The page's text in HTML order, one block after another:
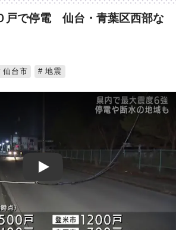
戸で停電 仙台・青葉区西部な
仙台市 地震
Play